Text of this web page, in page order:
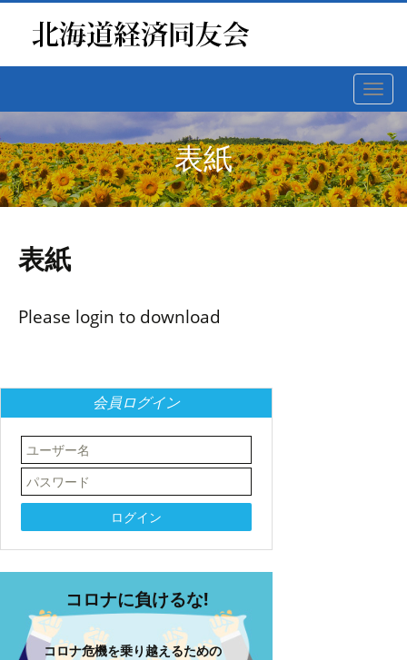
表紙
表紙
Please login to download
会員ログイン
コロナに負けるな!
コロナ危機を乗り越えるための